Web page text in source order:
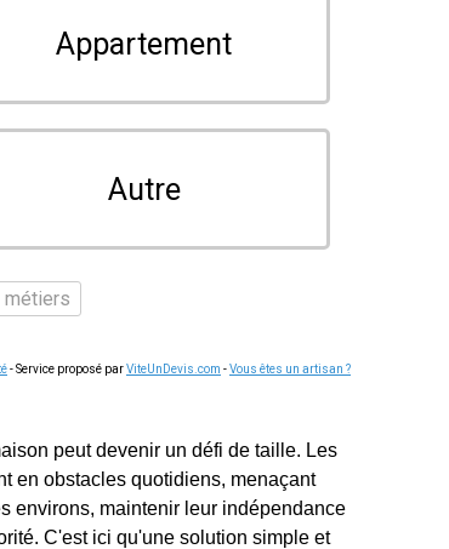
Appartement
Autre
métiers
- Service proposé parViteUnDevis.com -Vous êtes un artisan ?
peut devenir un défi de taille. Les
en obstacles quotidiens, menaçant
environs, maintenir leur indépendance
C'est ici qu'une solution simple et